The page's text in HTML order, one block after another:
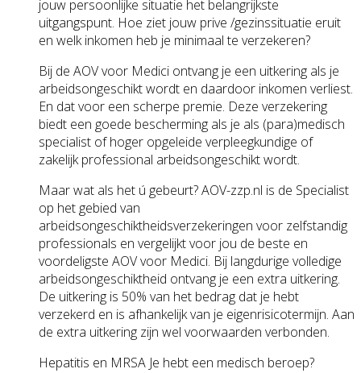
jouw persoonlijke situatie het belangrijkste
uitgangspunt. Hoe ziet jouw prive /gezinssituatie eruit
en welk inkomen heb je minimaal te verzekeren?
Bij de AOV voor Medici ontvang je een uitkering als je
arbeids­ongeschikt wordt en daardoor inkomen verliest.
En dat voor een scherpe premie. Deze verzekering
biedt een goede bescherming als je als (para)medisch
specialist of hoger opgeleide verpleegkundige of
zakelijk professional arbeids­ongeschikt wordt.
Maar wat als het ú gebeurt? AOV-zzp.nl is de Specialist
op het gebied van
arbeidsongeschiktheidsverzekeringen voor zelfstandig
professionals en vergelijkt voor jou de beste en
voordeligste AOV voor Medici. Bij langdurige volledige
arbeids­ongeschiktheid ontvang je een extra uitkering.
De uitkering is 50% van het bedrag dat je hebt
verzekerd en is afhankelijk van je eigenrisico­termijn. Aan
de extra uitkering zijn wel voor­waarden verbonden.
Hepatitis en MRSA Je hebt een medisch beroep?